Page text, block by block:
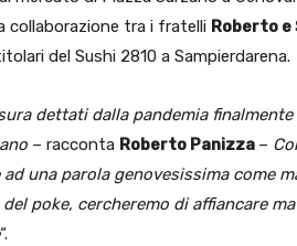
collaborazione tra i fratelli Roberto e
del Sushi 2810 a Sampierdarena.
dettati dalla pandemia
– racconta Roberto Panizza –
una parola genovesissima come
poke, cercheremo di affiancare
“.